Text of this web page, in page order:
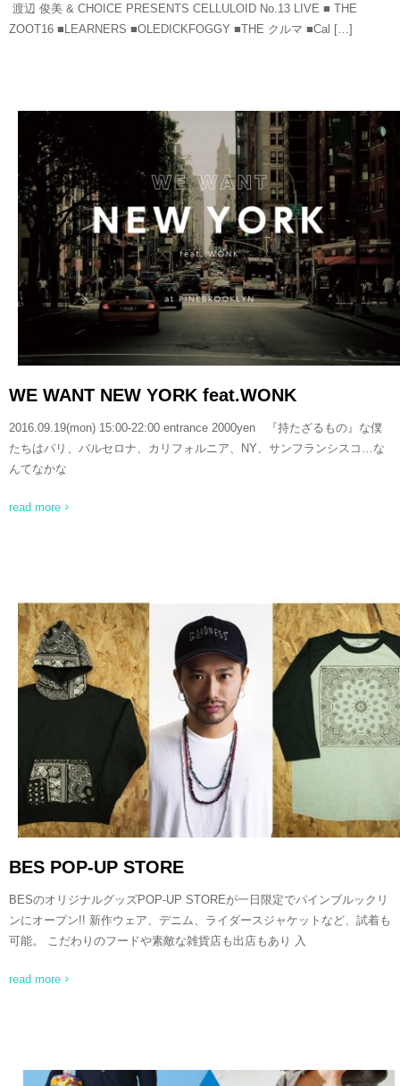
渡辺 俊美 & CHOICE PRESENTS CELLULOID No.13 LIVE ■ THE
ZOOT16 ■LEARNERS ■OLEDICKFOGGY ■THE クルマ ■Cal […]
READ MORE
WE WANT NEW YORK feat.WONK
2016.09.19(mon) 15:00-22:00 entrance 2000yen 『持たざるもの』な僕
たちはパリ、バルセロナ、カリフォルニア、NY、サンフランシスコ…な
んてなかな
read more
READ MORE
BES POP-UP STORE
BESのオリジナルグッズPOP-UP STOREが一日限定でパインブルックリ
ンにオープン!! 新作ウェア、デニム、ライダースジャケットなど、試着も
可能。 こだわりのフードや素敵な雑貨店も出店もあり 入
read more